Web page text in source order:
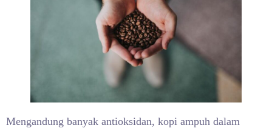
Mengandung banyak antioksidan, kopi ampuh dalam